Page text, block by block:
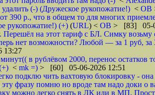
(-) (Дружеское рукопожатие!) < ОВ
390 р., что в общем то для многих
рукопожатие!) (+) (URL) < ОВ > [83] 05-
Перешёл на этот тариф с БЛ. Симку
нет возможности? Любой — за 1 руб,
13:27
в рублёвом 2000, перенос
< mk =) > [60] 05-06-2026 12:51
подклю чить вахтовую блокировку -
фразу помню но вроде там надо доки о
можно легко снять в ЛК или в МП.